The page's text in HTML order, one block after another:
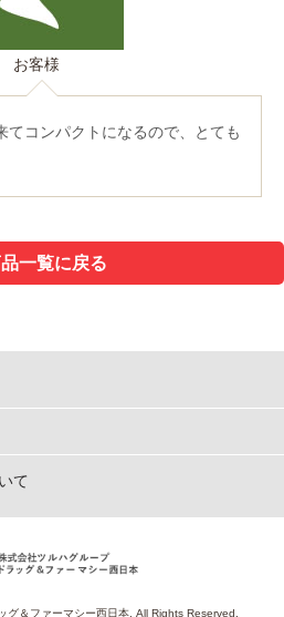
お客様
てコンパクトになるので、とても
一覧に戻る
て
＆ファーマシー西日本. All Rights Reserved.